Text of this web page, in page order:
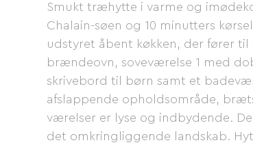
Smukt træhytte i varme og
Chalain-søen og 10 minutters
udstyret åbent køkken, der fører
brændeovn, soveværelse 1 med
skrivebord til børn samt et
afslappende opholdsområde,
værelser er lyse og indbydende.
det omkringliggende landskab.